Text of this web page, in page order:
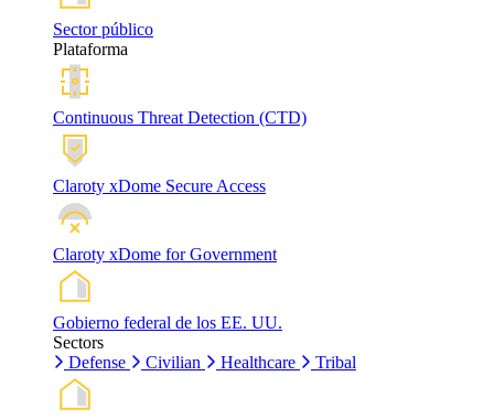
Sector público
Plataforma
Continuous Threat Detection (CTD)
Claroty xDome Secure Access
Claroty xDome for Government
Gobierno federal de los EE. UU.
Sectors
Defense
Civilian Healthcare Tribal